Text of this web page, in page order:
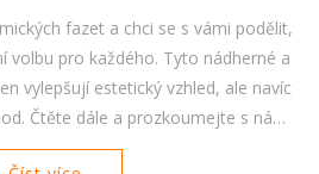
fazet a chci se s vámi podělit,
volbu pro každého. Tyto nádherné a
vylepšují estetický vzhled, ale navíc
Čtěte dále a prozkoumejte s námi
budete překvapeni!